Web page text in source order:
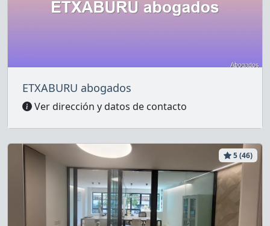
ETXABURU abogados
Ver dirección y datos de contacto
5 (46)